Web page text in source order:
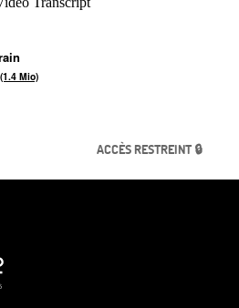
Mio)
ACCÈS RESTREINT 🔒